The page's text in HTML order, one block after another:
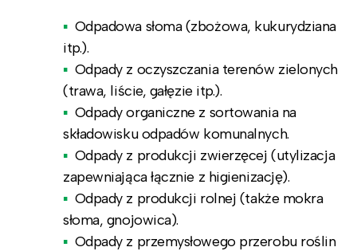
Odpadowa słoma (zbożowa, kukurydziana
itp.).
Odpady z oczyszczania terenów zielonych
(trawa, liście, gałęzie itp.).
Odpady organiczne z sortowania na
składowisku odpadów komunalnych.
Odpady z produkcji zwierzęcej (utylizacja
zapewniająca łącznie z higienizację).
Odpady z produkcji rolnej (także mokra
słoma, gnojowica).
Odpady z przemysłowego przerobu roślin